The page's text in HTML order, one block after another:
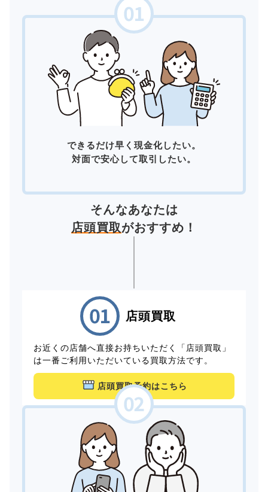
できるだけ早く現金化したい。
対面で安心して取引したい。
そんなあなたは
店頭買取がおすすめ！
店頭買取
お近くの店舗へ直接お持ちいただく「店頭買取」
は一番ご利用いただいている買取方法です。
店頭買取予約はこちら